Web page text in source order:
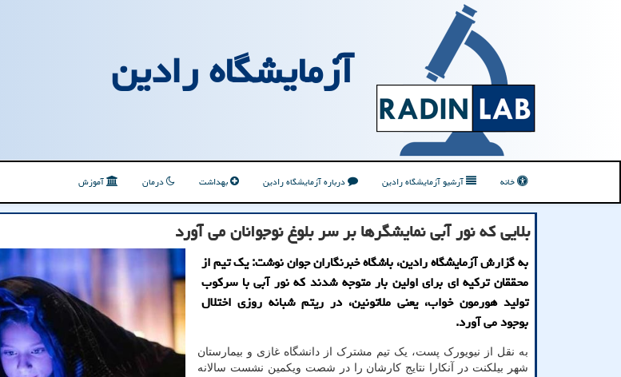
آزمایشگاه رادین
خانه آرشیو آزمایشگاه رادین درباره آزمایشگاه رادین بهداشت درمان آموزش
بلایی که نور آبی نمایشگرها بر سر بلوغ نوجوانان می آورد
به گزارش آزمایشگاه رادین، باشگاه خبرنگاران جوان نوشت: یک تیم از
محققان ترکیه ای برای اولین بار متوجه شدند که نور آبی با سرکوب
تولید هورمون خواب، یعنی ملاتونین، در ریتم شبانه روزی اختلال
بوجود می آورد.
به نقل از نیویورک پست، یک تیم مشترک از دانشگاه غازی و بیمارستان
شهر بیلکنت در آنکارا نتایج کارشان را در شصت ویکمین نشست سالانه